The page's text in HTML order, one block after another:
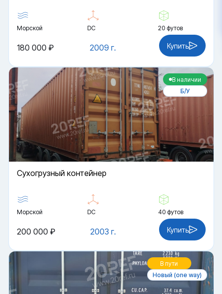
Морской DC 20 футов
2009 г.
180 000 ₽ Купить
В наличии
Б/У
Cухогрузный контейнер
Морской DC 40 футов
2003 г.
200 000 ₽ Купить
В пути
Новый (one way)